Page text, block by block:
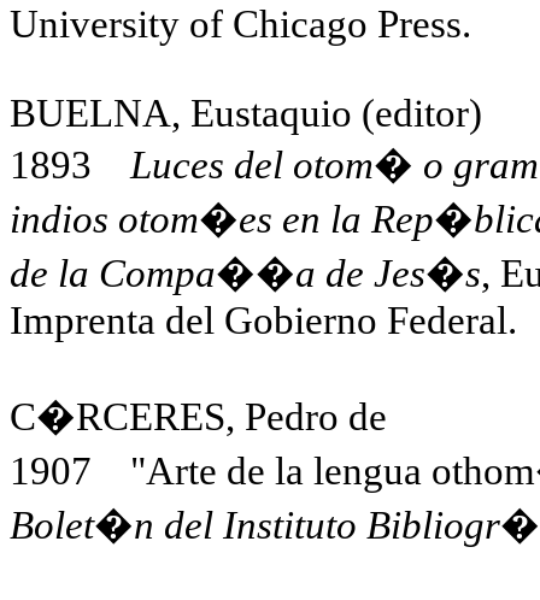
University of Chicago Press.
BUELNA, Eustaquio (editor)
1893 Luces del otom� o
indios otom�es en la
de la Compa��a de Jes�s,
Imprenta del Gobierno Federal.
C�RCERES, Pedro de
1907 "Arte de la lengua
Bolet�n del Instituto